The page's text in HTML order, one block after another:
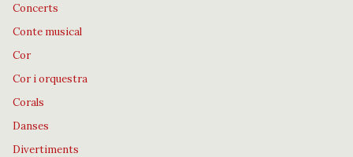
Concerts
Conte musical
Cor
Cor i orquestra
Corals
Danses
Divertiments